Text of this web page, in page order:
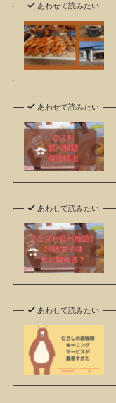
あわせて読みたい
あわせて読みたい
あわせて読みたい
あわせて読みたい